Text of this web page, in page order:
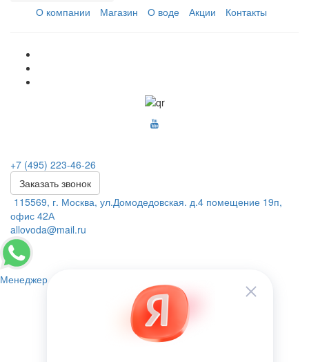
О компании Магазин О воде Акции Контакты
+7 (495) 223-46-26
Заказать звонок
115569, г. Москва, ул.Домодедовская. д.4 помещение 19п,
офис 42А
allovoda@mail.ru
Менеджер